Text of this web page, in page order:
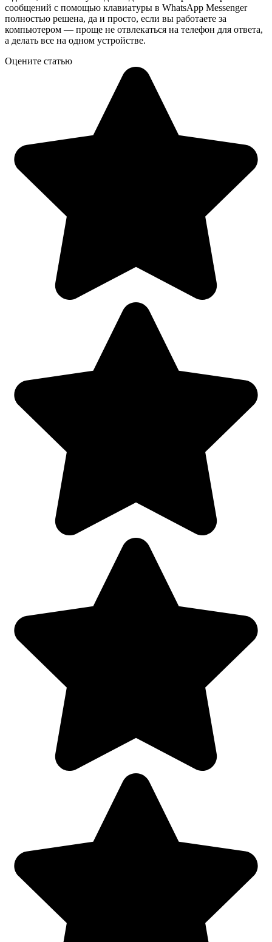
сообщений с помощью клавиатуры в WhatsApp Messenger
полностью решена, да и просто, если вы работаете за
компьютером — проще не отвлекаться на телефон для ответа,
а делать все на одном устройстве.
Оцените статью